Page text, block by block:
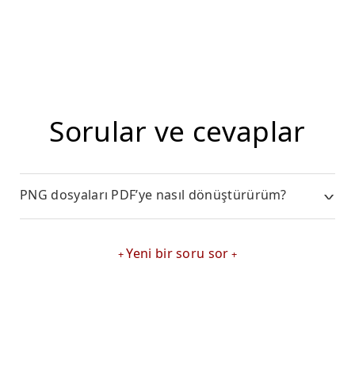
Sorular ve cevaplar
PNG dosyaları PDF’ye nasıl dönüştürürüm?
Yeni bir soru sor